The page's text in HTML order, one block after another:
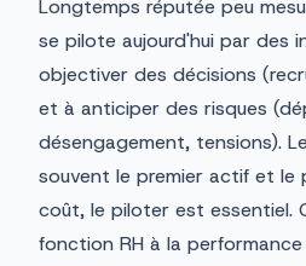
Longtemps réputée peu
se pilote aujourd'hui par des
objectiver des décisions
et à anticiper des risques
désengagement, tensions).
souvent le premier actif et le
coût, le piloter est essentiel.
fonction RH à la